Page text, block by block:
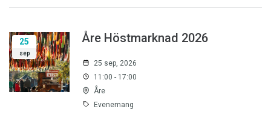
25
sep
Åre Höstmarknad 2026
25 sep, 2026
11:00 - 17:00
Åre
Evenemang